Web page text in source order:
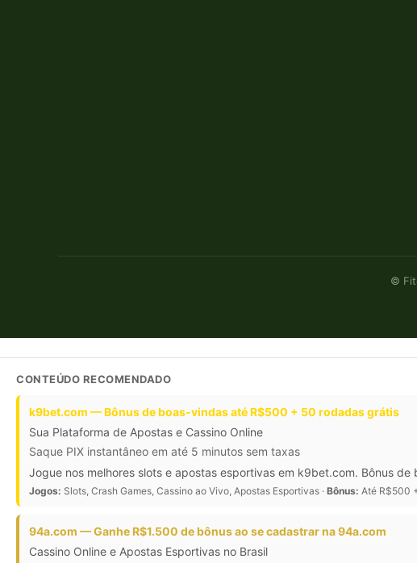
©
CONTEÚDO RECOMENDADO
k9bet.com — Bônus de boas-vindas até R$500 + 50 rodadas grátis
Sua Plataforma de Apostas e Cassino Online
Saque PIX instantâneo em até 5 minutos sem taxas
Jogue nos melhores slots e apostas esportivas em k9bet.com. Bônus
Jogos: Slots, Crash Games, Cassino ao Vivo, Apostas Esportivas · Bônus: Até R$500
94a.com — Ganhe R$1.500 de bônus ao se cadastrar na 94a.com
Cassino Online e Apostas Esportivas no Brasil